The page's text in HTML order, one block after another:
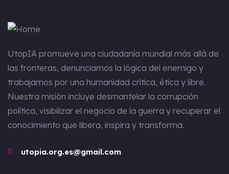
UtopIA promueve una ciudadanía mundial más allá de
las fronteras, denunciamos la lógica del enemigo y
trabajamos por una humanidad crítica, ética y libre.
Nuestra misión incluye desmantelar la corrupción
política, visibilizar el negocio de la guerra y recuperar el
conocimiento que libera, inspira y transforma.
utopia.org.es@gmail.com